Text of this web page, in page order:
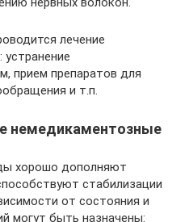
лечение
устранение
прием препаратов для
и т.п.
немедикаментозные
хорошо дополняют
стабилизации
от состояния и
могут быть назначены: